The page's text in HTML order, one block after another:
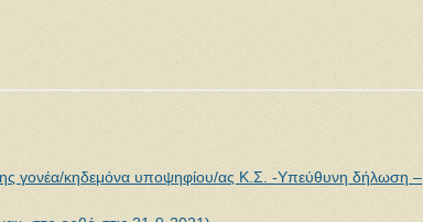
γονέα/κηδεμόνα υποψηφίου/ας Κ.Σ. -Υπεύθυνη δήλωση –